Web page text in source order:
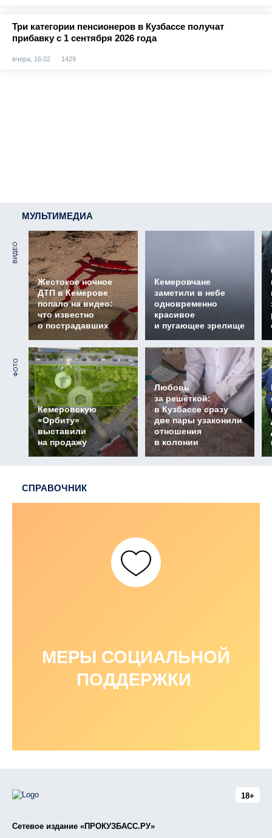
Три категории пенсионеров в Кузбассе получат
прибавку с 1 сентября 2026 года
вчера, 16:02 1429
МУЛЬТИМЕДИА
ВИДЕО
Жестокое ночное
ДТП в Кемерове
попало на видео:
что известно
о пострадавших
Кемеровчане
заметили в небе
одновременно
красивое
и пугающее зрелище
ФОТО
Кемеровскую
«Орбиту»
выставили
на продажу
Любовь
за решёткой:
в Кузбассе сразу
две пары узаконили
отношения
в колонии
СПРАВОЧНИК
МЕРЫ СОЦИАЛЬНОЙ
ПОДДЕРЖКИ
18+
Сетевое издание «ПРОКУЗБАСС.РУ»